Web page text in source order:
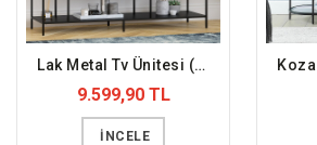
Lak Metal Tv Ünitesi (DFFTV9)
9.599,90 TL
İNCELE